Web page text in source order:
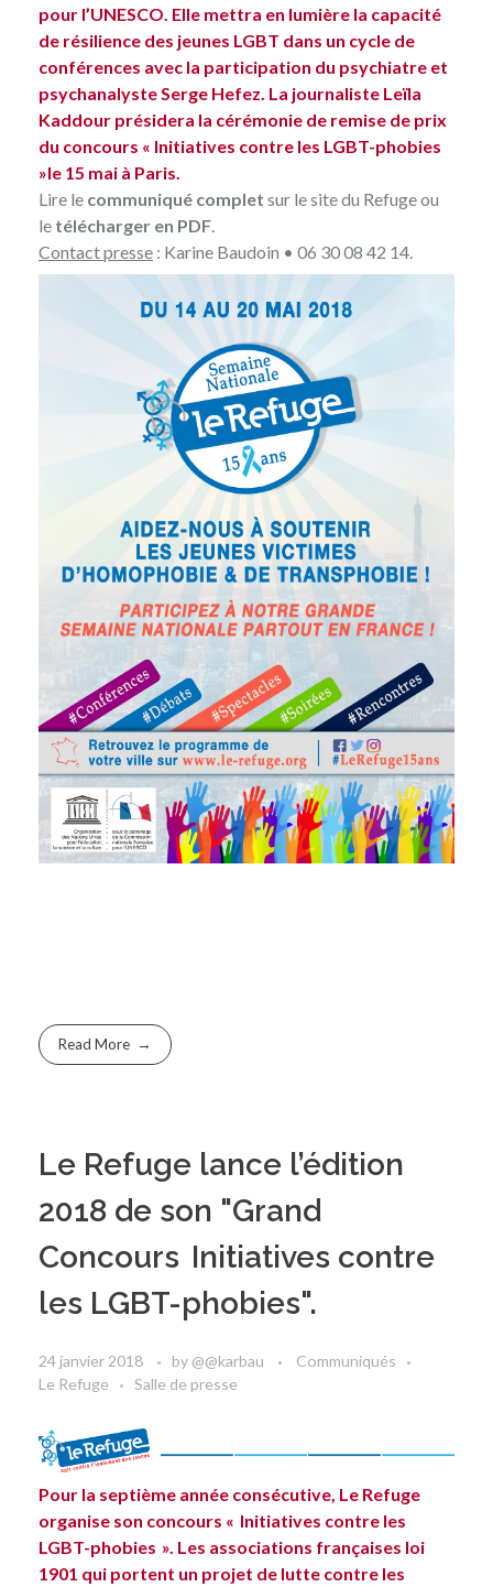
pour l’UNESCO. Elle mettra en lumière la capacité
de résilience des jeunes LGBT dans un cycle de
conférences avec la participation du psychiatre et
psychanalyste Serge Hefez. La journaliste Leïla
Kaddour présidera la cérémonie de remise de prix
du concours « Initiatives contre les LGBT-phobies
»le 15 mai à Paris.
Lire le communiqué complet sur le site du Refuge ou
le télécharger en PDF.
Contact presse : Karine Baudoin • 06 30 08 42 14.
Read More
Le Refuge lance l’édition
2018 de son "Grand
Concours Initiatives contre
les LGBT-phobies".
24 janvier 2018 by @@karbau
Communiqués
Le Refuge
Salle de presse
Pour la septième année consécutive, Le Refuge
organise son concours « Initiatives contre les
LGBT-phobies ». Les associations françaises loi
1901 qui portent un projet de lutte contre les